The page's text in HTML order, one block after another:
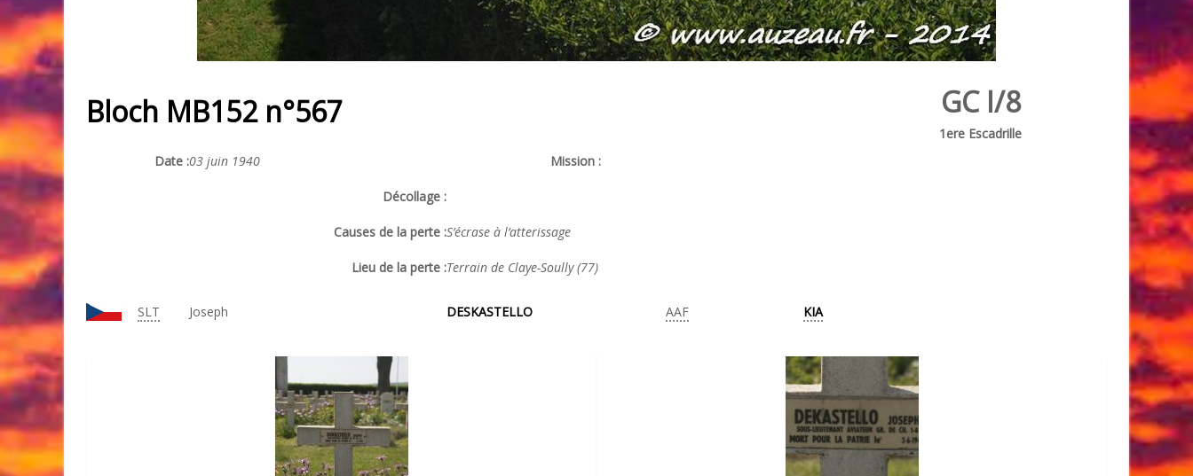
Bloch MB152 n°567 GC I/8
1ere Escadrille
Date :03 juin 1940 Mission :
Décollage :
Causes de la perte :S’écrase à l’atterissage
Lieu de la perte :Terrain de Claye-Soully (77)
SLT Joseph DESKASTELLO AAF KIA